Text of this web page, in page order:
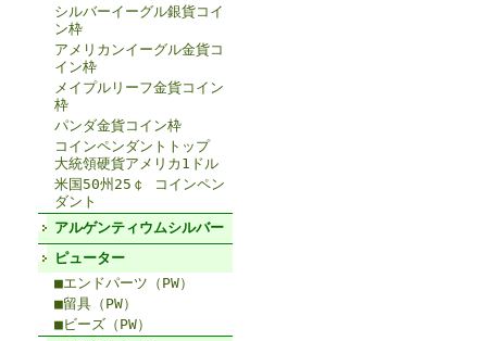
シルバーイーグル銀貨コイ
ン枠
アメリカンイーグル金貨コ
イン枠
メイプルリーフ金貨コイン
枠
パンダ金貨コイン枠
コインペンダントトップ
大統領硬貨アメリカ1ドル
米国50州25￠ コインペン
ダント
アルゲンティウムシルバー
ピューター
■エンドパーツ（PW）
■留具（PW）
■ビーズ（PW）